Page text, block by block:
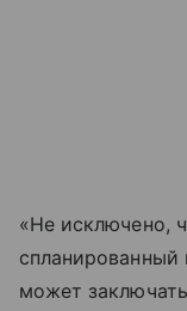
«Не исключено,
может